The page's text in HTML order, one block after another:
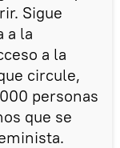
Sigue
a la
a la
circule,
personas
que se